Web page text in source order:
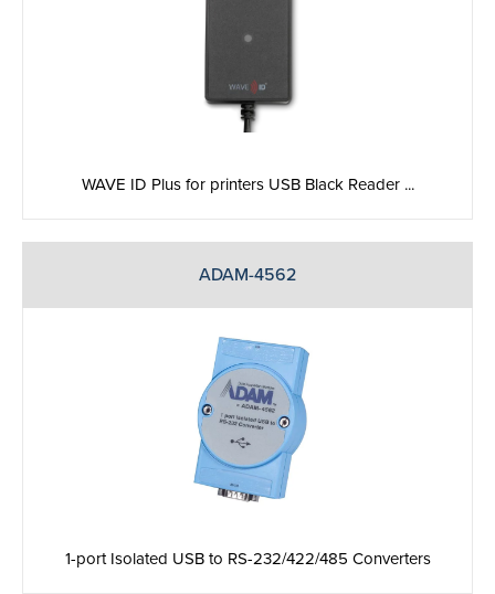
WAVE ID Plus for printers USB Black Reader ...
ADAM-4562
1-port Isolated USB to RS-232/422/485 Converters